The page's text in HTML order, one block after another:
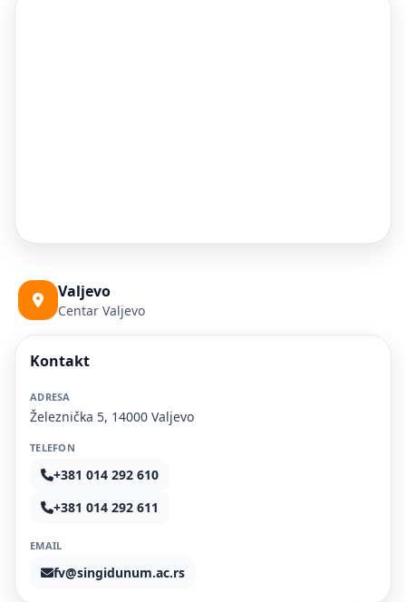
Valjevo
Centar Valjevo
Kontakt
ADRESA
Železnička 5, 14000 Valjevo
TELEFON
+381 014 292 610
+381 014 292 611
EMAIL
fv@singidunum.ac.rs